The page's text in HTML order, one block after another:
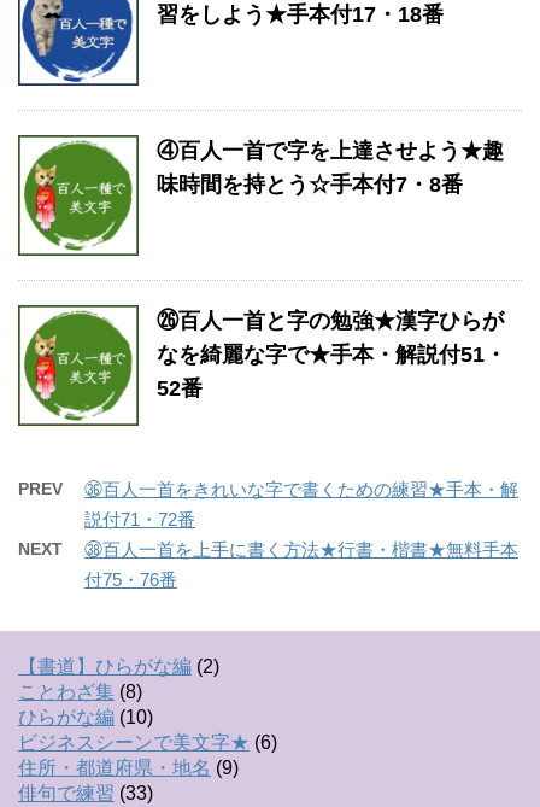
習をしよう★手本付17・18番
④百人一首で字を上達させよう★趣
味時間を持とう☆手本付7・8番
㉖百人一首と字の勉強★漢字ひらが
なを綺麗な字で★手本・解説付51・
52番
PREV
㊱百人一首をきれいな字で書くための練習★手本・解
説付71・72番
NEXT
㊳百人一首を上手に書く方法★行書・楷書★無料手本
付75・76番
【書道】ひらがな編 (2)
ことわざ集 (8)
ひらがな編 (10)
ビジネスシーンで美文字★ (6)
住所・都道府県・地名 (9)
俳句で練習 (33)